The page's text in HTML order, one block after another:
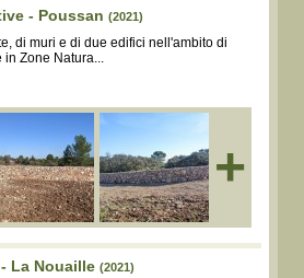
- Poussan (2021)
di muri e di due edifici nell'ambito di
in Zone Natura...
+
La Nouaille (2021)